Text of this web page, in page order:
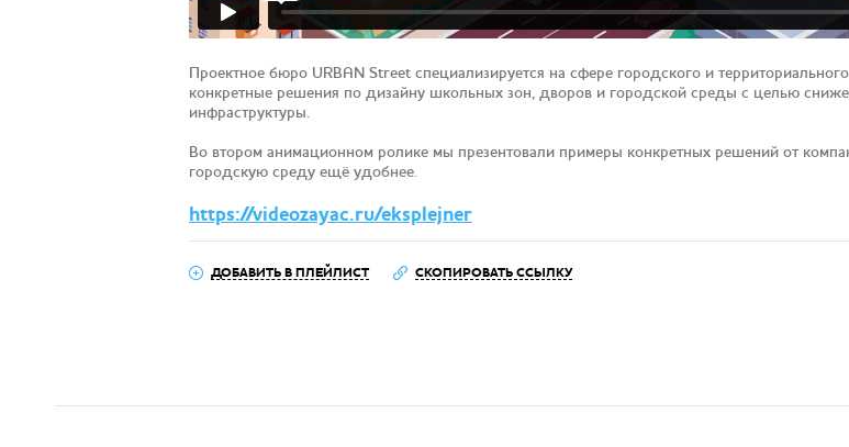
Проектное бюро URBAN Street специализируется на сфере городского и
конкретные решения по дизайну школьных зон, дворов и городской среды с целью
инфраструктуры.
Во втором анимационном ролике мы презентовали примеры конкретных решений от
городскую среду ещё удобнее.
https://videozayac.ru/eksplejner
ДОБАВИТЬ В ПЛЕЙЛИСТ СКОПИРОВАТЬ ССЫЛКУ